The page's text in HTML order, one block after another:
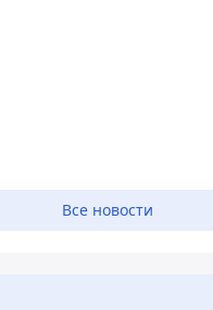
Все новости